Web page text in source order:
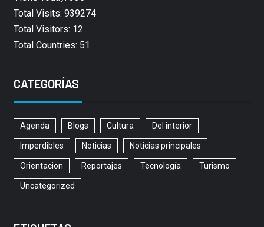
Total Visits: 939274
Total Visitors: 12
Total Countries: 51
CATEGORÍAS
Agenda Blogs Cultura Del interior
Imperdibles Noticias Noticias principales
Orientacion Reportajes Tecnología Turismo
Uncategorized